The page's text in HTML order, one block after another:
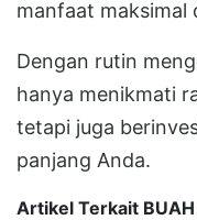
manfaat maksimal
Dengan rutin
hanya menikmati
tetapi juga
panjang Anda.
Artikel Terkait BUAH